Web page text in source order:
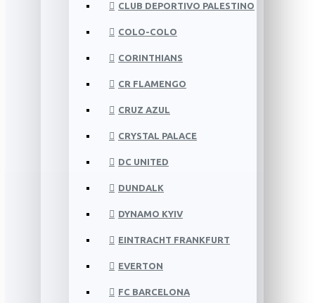
CLUB DEPORTIVO PALESTINO
COLO-COLO
CORINTHIANS
CR FLAMENGO
CRUZ AZUL
CRYSTAL PALACE
DC UNITED
DUNDALK
DYNAMO KYIV
EINTRACHT FRANKFURT
EVERTON
FC BARCELONA